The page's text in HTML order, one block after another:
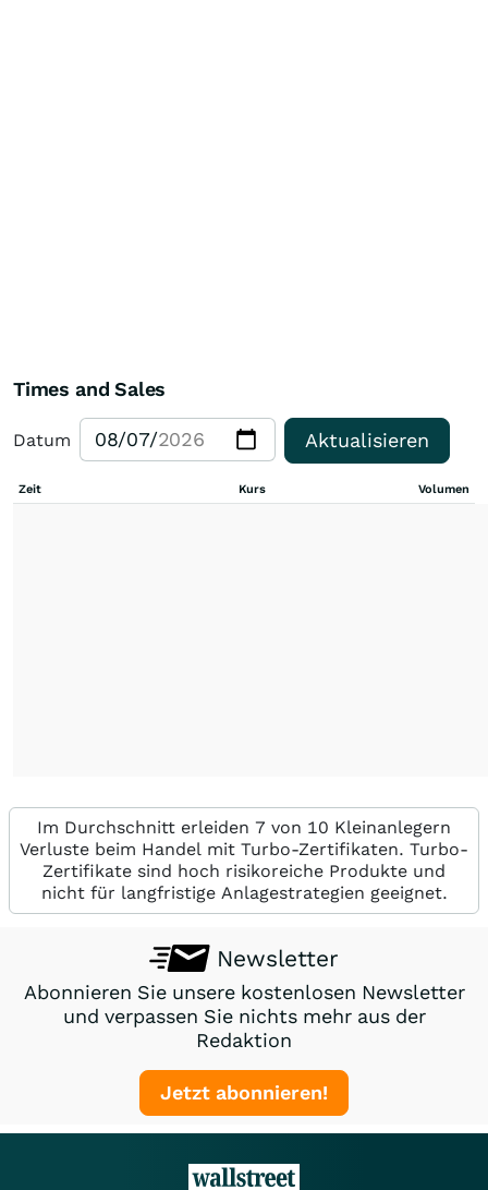
Times and Sales
Datum Aktualisieren
Zeit Kurs Volumen
Im Durchschnitt erleiden 7 von 10 Kleinanlegern
Verluste beim Handel mit Turbo-Zertifikaten. Turbo-
Zertifikate sind hoch risikoreiche Produkte und
nicht für langfristige Anlagestrategien geeignet.
Newsletter
Abonnieren Sie unsere kostenlosen Newsletter
und verpassen Sie nichts mehr aus der
Redaktion
Jetzt abonnieren!